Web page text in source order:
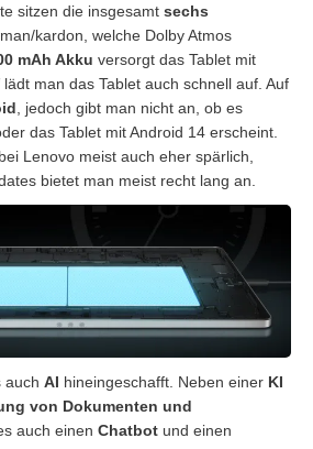
sitzen die insgesamt sechs
kardon, welche Dolby Atmos
mAh Akku versorgt das Tablet mit
lädt man das Tablet auch schnell auf. Auf
, jedoch gibt man nicht an, ob es
das Tablet mit Android 14 erscheint.
Lenovo meist auch eher spärlich,
bietet man meist recht lang an.
auch AI hineingeschafft. Neben einer KI
von Dokumenten und
auch einen Chatbot und einen